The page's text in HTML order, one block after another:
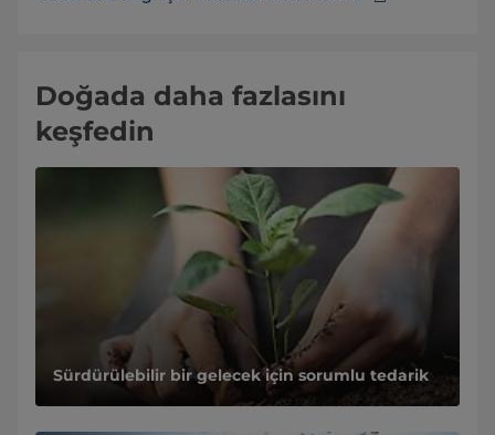
Doğada daha fazlasını
keşfedin
Sürdürülebilir bir gelecek için sorumlu tedarik